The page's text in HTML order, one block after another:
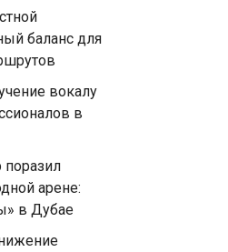
баланс для
вокалу
в
поразил
арене:
в Дубае